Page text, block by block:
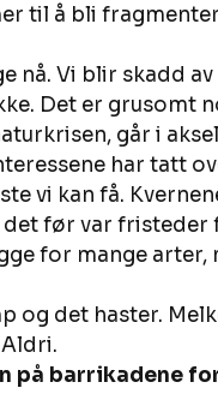
til å bli
nå. Vi blir skadd
Det er grusomt
går i
har tatt
vi kan få.
før var fristeder
for mange
og det haster.
på barrikadene